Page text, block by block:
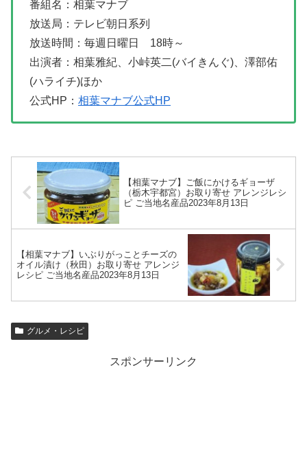
番組名：相葉マナブ
放送局：テレビ朝日系列
放送時間：毎週日曜日 18時～
出演者：相葉雅紀、小峠英二(バイきんぐ)、澤部佑
(ハライチ)ほか
公式HP： 相葉マナブ公式HP
【相葉マナブ】ご飯にかけるギョーザ
（栃木宇都宮）お取り寄せ アレンジレシ
ピ ご当地名産品2023年8月13日
【相葉マナブ】いぶりがっことチーズの
オイル漬け（秋田）お取り寄せ アレンジ
レシピ ご当地名産品2023年8月13日
グルメ・レシピ
スポンサーリンク